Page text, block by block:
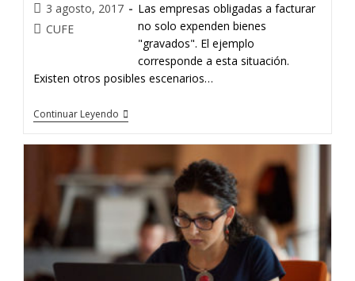
3 agosto, 2017
CUFE
Las empresas obligadas a facturar
no solo expenden bienes
"gravados". El ejemplo
corresponde a esta situación.
Existen otros posibles escenarios…
Continuar Leyendo